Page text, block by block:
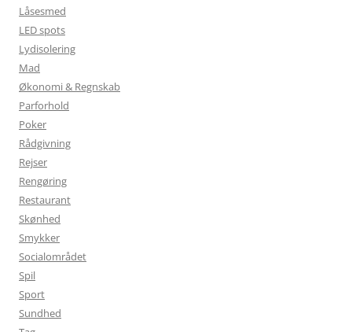
Låsesmed
LED spots
Lydisolering
Mad
Økonomi & Regnskab
Parforhold
Poker
Rådgivning
Rejser
Rengøring
Restaurant
Skønhed
Smykker
Socialområdet
Spil
Sport
Sundhed